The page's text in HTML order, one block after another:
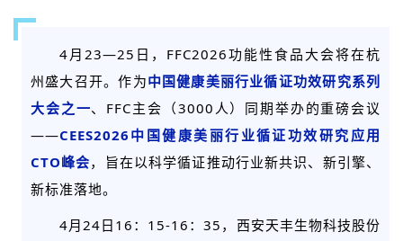
4月23—25日，FFC2026功能性食品大会将在杭
州盛大召开。作为中国健康美丽行业循证功效研究系列
大会之一、FFC主会（3000人）同期举办的重磅会议
——CEES2026中国健康美丽行业循证功效研究应用
CTO峰会，旨在以科学循证推动行业新共识、新引擎、
新标准落地。
4月24日16：15-16：35，西安天丰生物科技股份